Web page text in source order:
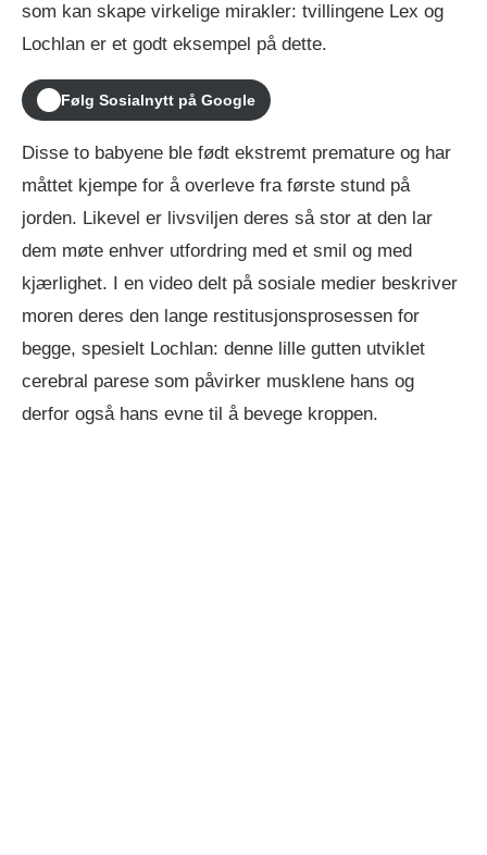
som kan skape virkelige mirakler: tvillingene Lex og
Lochlan er et godt eksempel på dette.
Følg Sosialnytt på Google
Disse to babyene ble født ekstremt premature og har
måttet kjempe for å overleve fra første stund på
jorden. Likevel er livsviljen deres så stor at den lar
dem møte enhver utfordring med et smil og med
kjærlighet. I en video delt på sosiale medier beskriver
moren deres den lange restitusjonsprosessen for
begge, spesielt Lochlan: denne lille gutten utviklet
cerebral parese som påvirker musklene hans og
derfor også hans evne til å bevege kroppen.